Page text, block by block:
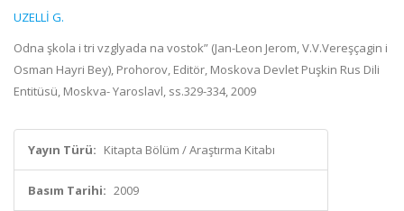
UZELLİ G.
Odna şkola i tri vzglyada na vostok” (Jan-Leon Jerom, V.V.Vereşçagin i
Osman Hayri Bey), Prohorov, Editör, Moskova Devlet Puşkin Rus Dili
Entitüsü, Moskva- Yaroslavl, ss.329-334, 2009
Yayın Türü: Kitapta Bölüm / Araştırma Kitabı
Basım Tarihi: 2009